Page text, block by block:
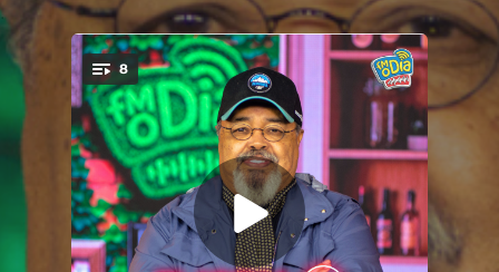
You're all set!
8
.